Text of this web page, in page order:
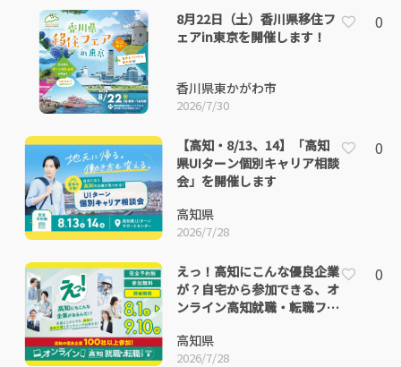
8月22日（土）香川県移住フ
ェアin東京を開催します！
香川県東かがわ市
2026/7/30
0
【高知・8/13、14】「高知
県UIターン個別キャリア相談
会」を開催します
高知県
2026/7/28
0
えっ！高知にこんな優良企業
が？自宅から参加できる、オ
ンライン高知就職・転職フェ
高知県
2026/7/28
0